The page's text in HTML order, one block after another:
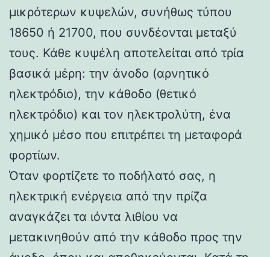
μικρότερων κυψελών, συνήθως τύπου
18650 ή 21700, που συνδέονται μεταξύ
τους. Κάθε κυψέλη αποτελείται από τρία
βασικά μέρη: την άνοδο (αρνητικό
ηλεκτρόδιο), την κάθοδο (θετικό
ηλεκτρόδιο) και τον ηλεκτρολύτη, ένα
χημικό μέσο που επιτρέπει τη μεταφορά
φορτίων.
Όταν φορτίζετε το ποδήλατό σας, η
ηλεκτρική ενέργεια από την πρίζα
αναγκάζει τα ιόντα λιθίου να
μετακινηθούν από την κάθοδο προς την